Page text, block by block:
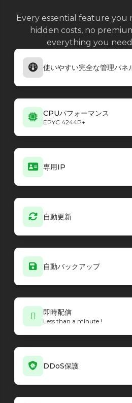
Every essential feature you
hidden costs, no
everything you
使いやすい完全な管理パネ
CPUパフォーマンス
EPYC 4244P+
専用IP
自動更新
自動バックアップ
即時配信
Less than a minute !
DDoS保護